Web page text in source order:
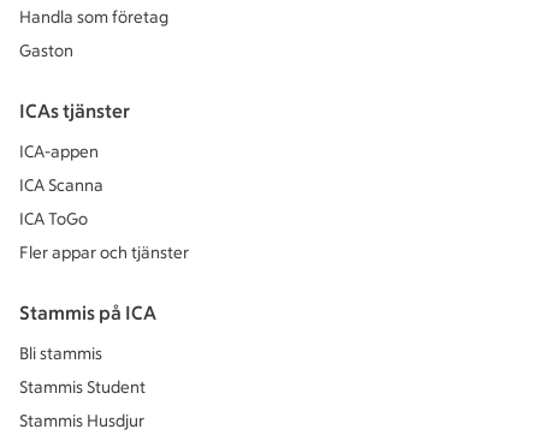
Handla som företag
Gaston
ICAs tjänster
ICA-appen
ICA Scanna
ICA ToGo
Fler appar och tjänster
Stammis på ICA
Bli stammis
Stammis Student
Stammis Husdjur